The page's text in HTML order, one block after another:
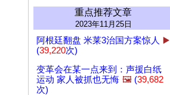
重点推荐文章
2023年11月25日
阿根廷翻盘 米莱3治国方案惊人 ▶️
(39,220次)
变革会在某一点来到：声援白纸
运动 家人被抓也无悔 🖼️ (39,682
次)